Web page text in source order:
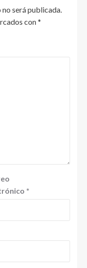
será publicada.
con*
*